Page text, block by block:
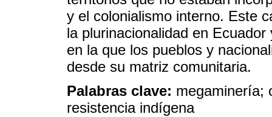
y el colonialismo interno. Este
la plurinacionalidad en
en la que los pueblos y
desde su matriz comunitaria.
Palabras clave: megaminería;
resistencia indígena